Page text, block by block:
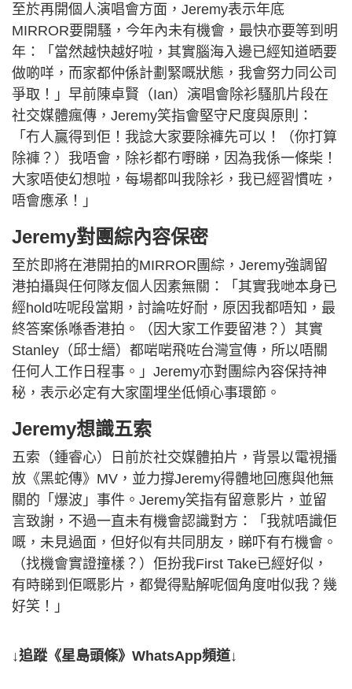
至於再開個人演唱會方面，Jeremy表示年底
MIRROR要開騷，今年內未有機會，最快亦要等到明
年：「當然越快越好啦，其實腦海入邊已經知道晒要
做啲咩，而家都仲係計劃緊嘅狀態，我會努力同公司
爭取！」早前陳卓賢（Ian）演唱會除衫騷肌片段在
社交媒體瘋傳，Jeremy笑指會堅守尺度與原則：
「冇人贏得到佢！我諗大家要除褲先可以！（你打算
除褲？）我唔會，除衫都冇嘢睇，因為我係一條柴！
大家唔使幻想啦，每場都叫我除衫，我已經習慣咗，
唔會應承！」
Jeremy對團綜內容保密
至於即將在港開拍的MIRROR團綜，Jeremy強調留
港拍攝與任何隊友個人因素無關：「其實我哋本身已
經hold咗呢段當期，討論咗好耐，原因我都唔知，最
終答案係喺香港拍。（因大家工作要留港？）其實
Stanley（邱士縉）都啱啱飛咗台灣宣傳，所以唔關
任何人工作日程事。」Jeremy亦對團綜內容保持神
秘，表示必定有大家圍埋坐低傾心事環節。
Jeremy想識五索
五索（鍾睿心）日前於社交媒體拍片，背景以電視播
放《黑蛇傳》MV，並力撐Jeremy得體地回應與他無
關的「爆波」事件。Jeremy笑指有留意影片，並留
言致謝，不過一直未有機會認識對方：「我就唔識佢
嘅，未見過面，但好似有共同朋友，睇吓有冇機會。
（找機會實證撞樣？）佢扮我First Take已經好似，
有時睇到佢嘅影片，都覺得點解呢個角度咁似我？幾
好笑！」
↓追蹤《星島頭條》WhatsApp頻道↓